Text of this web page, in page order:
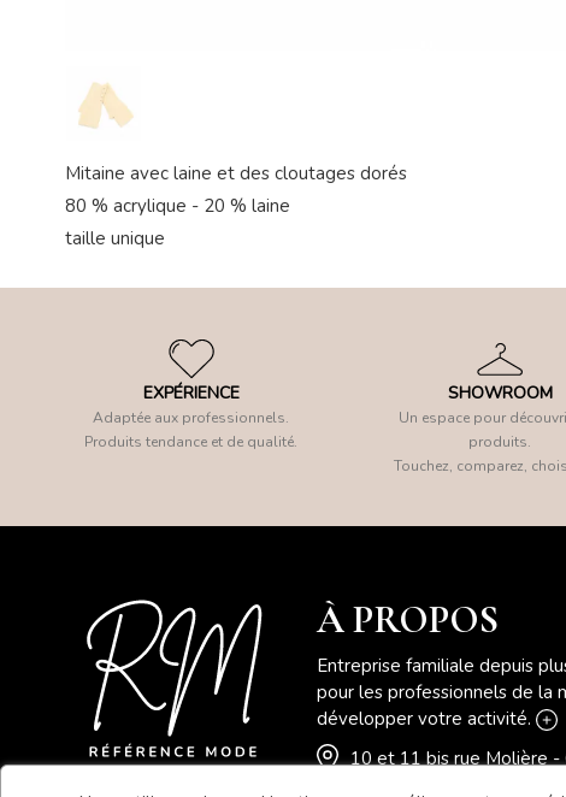
Mitaine avec laine et des cloutages dorés
80 % acrylique - 20 % laine
taille unique
EXPÉRIENCE
Adaptée aux professionnels.
Produits tendance et de qualité.
SHOWROOM
Un espace pour
produits.
Touchez, comparez,
À PROPOS
Entreprise familiale depuis
pour les professionnels de la
développer votre activité.
10 et 11 bis rue Molière -